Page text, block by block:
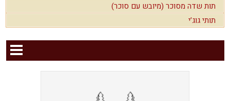
תות שדה מסוכר (מיובש עם סוכר)
תותי גוג’י